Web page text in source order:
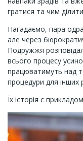
гратися та чим
Нагадаємо, пара
але через
Подружжя
всього процесу
працюватимуть над
процедури для інших
Їх історія є